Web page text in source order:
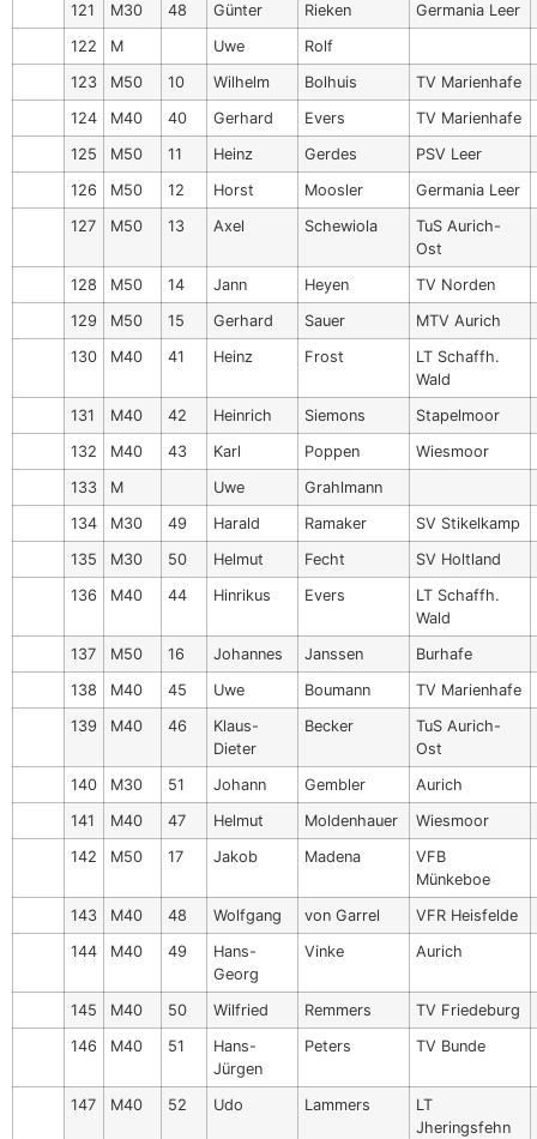
121
M30 48 Günter Rieken
Germania Leer
122
M Uwe
Rolf
123
M50 10 Wilhelm Bolhuis
TV Marienhafe
124
M40 40 Gerhard Evers
TV Marienhafe
125
M50 11 Heinz Gerdes
PSV Leer
126
M50 12 Horst Moosler
Germania Leer
127
M50 13 Axel Schewiola
TuS Aurich-
Ost
128
M50 14 Jann Heyen
TV Norden
129
M50 15 Gerhard Sauer
MTV Aurich
130
M40 41 Heinz Frost
LT Schaffh.
Wald
131
M40 42 Heinrich Siemons
Stapelmoor
132
M40 43 Karl Poppen
Wiesmoor
133
M Uwe
Grahlmann
134
M30 49 Harald Ramaker
SV Stikelkamp
135
M30 50 Helmut Fecht
SV Holtland
136
M40 44 Hinrikus Evers
LT Schaffh.
Wald
137
M50 16 Johannes Janssen
Burhafe
138
M40 45 Uwe Boumann
TV Marienhafe
139
M40 46
Klaus-
Dieter
Becker
TuS Aurich-
Ost
140
M30 51 Johann Gembler
Aurich
141
M40 47 Helmut Moldenhauer
Wiesmoor
142
M50 17 Jakob Madena
VFB
Münkeboe
143
M40 48 Wolfgang von Garrel
VFR Heisfelde
144
M40 49
Hans-
Georg
Vinke Aurich
145 M40 50 Wilfried Remmers
TV Friedeburg
146
M40 51
Hans-
Jürgen
Peters TV Bunde
147 M40 52 Udo Lammers
LT
Jheringsfehn